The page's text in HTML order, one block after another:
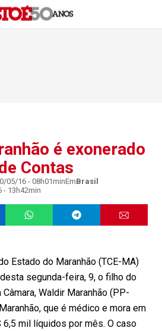
é exonerado
Contas
05/16 - 08h01minEmBrasil
- 13h42min
Estado do Maranhão (TCE-MA)
segunda-feira, 9, o filho do
Waldir Maranhão (PP-
que é médico e mora em
6,5 mil líquidos por mês. O caso